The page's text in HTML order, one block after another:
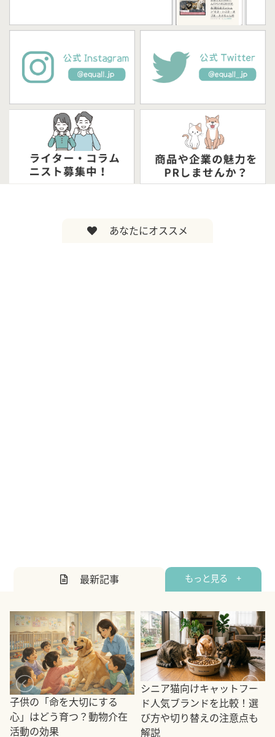
あなたにオススメ
最新記事 もっと見る +
子供の「命を大切にする
心」はどう育つ？動物介在
活動の効果
シニア猫向けキャットフー
ド人気ブランドを比較！選
び方や切り替えの注意点も
解説